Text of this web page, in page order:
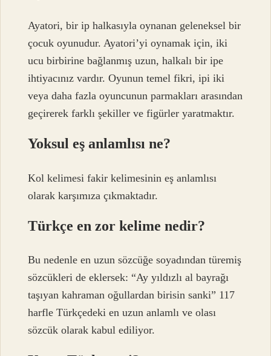
Ayatori, bir ip halkasıyla oynanan geleneksel bir
çocuk oyunudur. Ayatori’yi oynamak için, iki
ucu birbirine bağlanmış uzun, halkalı bir ipe
ihtiyacınız vardır. Oyunun temel fikri, ipi iki
veya daha fazla oyuncunun parmakları arasından
geçirerek farklı şekiller ve figürler yaratmaktır.
Yoksul eş anlamlısı ne?
Kol kelimesi fakir kelimesinin eş anlamlısı
olarak karşımıza çıkmaktadır.
Türkçe en zor kelime nedir?
Bu nedenle en uzun sözcüğe soyadından türemiş
sözcükleri de eklersek: “Ay yıldızlı al bayrağı
taşıyan kahraman oğullardan birisin sanki” 117
harfle Türkçedeki en uzun anlamlı ve olası
sözcük olarak kabul ediliyor.